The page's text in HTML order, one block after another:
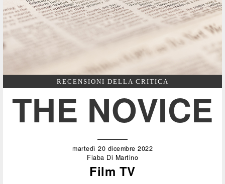
RECENSIONI DELLA CRITICA
THE NOVICE
martedì 20 dicembre 2022
Fiaba Di Martino
Film TV